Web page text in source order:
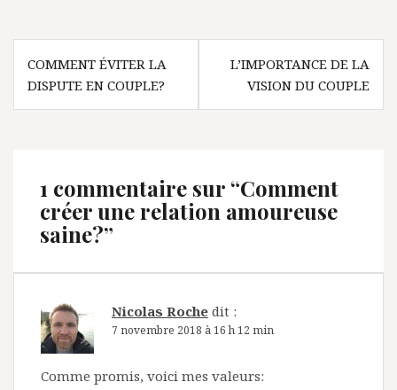
Navigation
de
l’article
COMMENT ÉVITER LA
DISPUTE EN COUPLE?
L’IMPORTANCE DE LA
VISION DU COUPLE
1 commentaire sur “Comment
créer une relation amoureuse
saine?”
Nicolas Roche dit :
7 novembre 2018 à 16 h 12 min
Comme promis, voici mes valeurs: